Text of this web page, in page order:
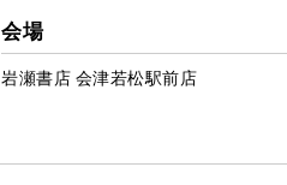
会場
岩瀬書店 会津若松駅前店